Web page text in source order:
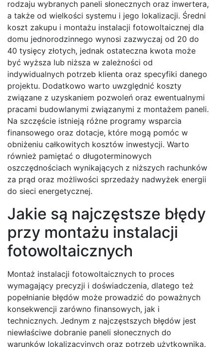
rodzaju wybranych paneli słonecznych oraz inwertera,
a także od wielkości systemu i jego lokalizacji. Średni
koszt zakupu i montażu instalacji fotowoltaicznej dla
domu jednorodzinnego wynosi zazwyczaj od 20 do
40 tysięcy złotych, jednak ostateczna kwota może
być wyższa lub niższa w zależności od
indywidualnych potrzeb klienta oraz specyfiki danego
projektu. Dodatkowo warto uwzględnić koszty
związane z uzyskaniem pozwoleń oraz ewentualnymi
pracami budowlanymi związanymi z montażem paneli.
Na szczęście istnieją różne programy wsparcia
finansowego oraz dotacje, które mogą pomóc w
obniżeniu całkowitych kosztów inwestycji. Warto
również pamiętać o długoterminowych
oszczędnościach wynikających z niższych rachunków
za prąd oraz możliwości sprzedaży nadwyżek energii
do sieci energetycznej.
Jakie są najczęstsze błędy
przy montażu instalacji
fotowoltaicznych
Montaż instalacji fotowoltaicznych to proces
wymagający precyzji i doświadczenia, dlatego też
popełnianie błędów może prowadzić do poważnych
konsekwencji zarówno finansowych, jak i
technicznych. Jednym z najczęstszych błędów jest
niewłaściwe dobranie paneli słonecznych do
warunków lokalizacyjnych oraz potrzeb użytkownika.